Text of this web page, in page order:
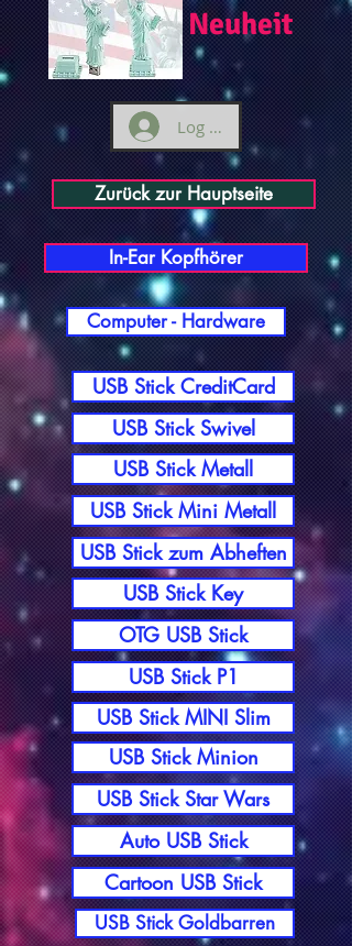
Neuheit
Log ind
Zurück zur Hauptseite
In-Ear Kopfhörer
Computer - Hardware
USB Stick CreditCard
USB Stick Swivel
USB Stick Metall
USB Stick Mini Metall
USB Stick zum Abheften
USB Stick Key
OTG USB Stick
USB Stick P1
USB Stick MINI Slim
USB Stick Minion
USB Stick Star Wars
Auto USB Stick
Cartoon USB Stick
USB Stick Goldbarren